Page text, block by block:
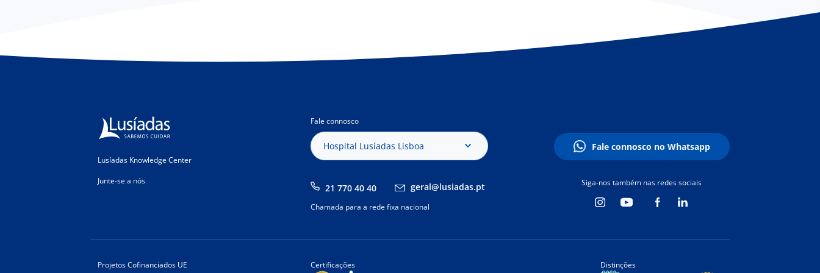
Lusíadas Knowledge Center
Junte-se a nós
Fale connosco
Hospital Lusíadas Lisboa
21 770 40 40 geral@lusiadas.pt
Chamada para a rede fixa nacional
Fale connosco no Whatsapp
Siga-nos também nas redes sociais
Projetos Cofinanciados UE Certificações Distinções